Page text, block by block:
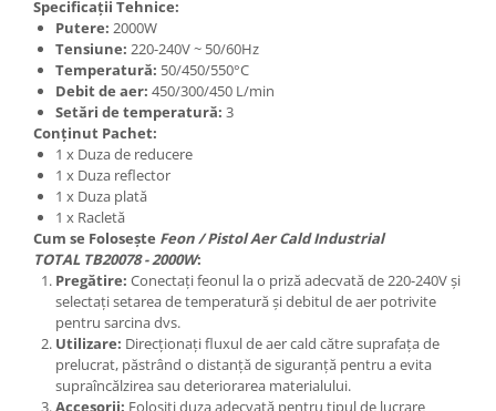
Specificații Tehnice:
Putere: 2000W
Tensiune: 220-240V ~ 50/60Hz
Temperatură: 50/450/550°C
Debit de aer: 450/300/450 L/min
Setări de temperatură: 3
Conținut Pachet:
1 x Duza de reducere
1 x Duza reflector
1 x Duza plată
1 x Racletă
Cum se Folosește Feon / Pistol Aer Cald Industrial
TOTAL TB20078 - 2000W:
Pregătire: Conectați feonul la o priză adecvată de 220-240V și
selectați setarea de temperatură și debitul de aer potrivite
pentru sarcina dvs.
Utilizare: Direcționați fluxul de aer cald către suprafața de
prelucrat, păstrând o distanță de siguranță pentru a evita
supraîncălzirea sau deteriorarea materialului.
Accesorii: Folosiți duza adecvată pentru tipul de lucrare